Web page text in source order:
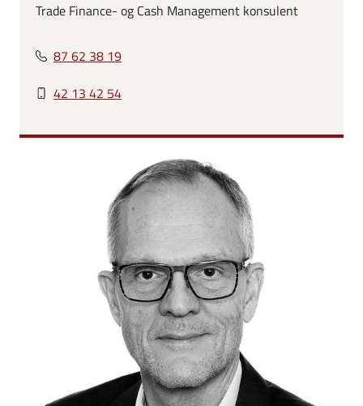
Trade Finance- og Cash Management konsulent
87 62 38 19
42 13 42 54